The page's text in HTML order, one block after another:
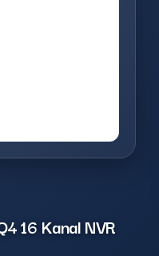
16 Kanal NVR